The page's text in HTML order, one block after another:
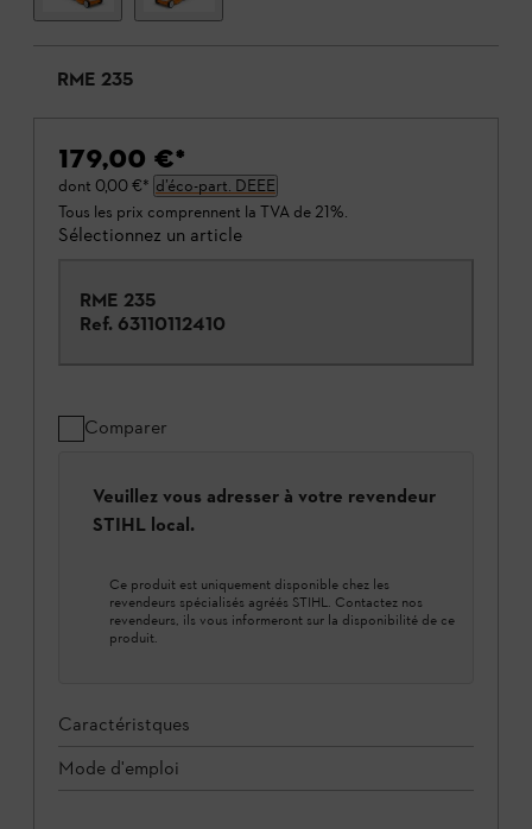
RME 235
179,00 €*
dont 0,00 €* d’éco-part. DEEE
Tous les prix comprennent la TVA de 21%.
Sélectionnez un article
RME 235
Ref. 63110112410
Comparer
Veuillez vous adresser à votre revendeur
STIHL local.
Ce produit est uniquement disponible chez les
revendeurs spécialisés agréés STIHL. Contactez nos
revendeurs, ils vous informeront sur la disponibilité de ce
produit.
Caractéristques
Mode d'emploi